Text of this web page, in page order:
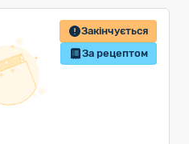
Закінчується
За рецептом